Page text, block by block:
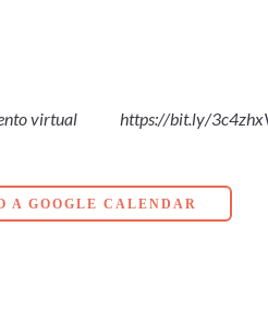
virtual https://bit.ly/
A GOOGLE CALENDAR